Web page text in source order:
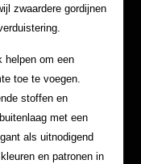
zwaardere gordijnen
helpen om een
toe te voegen.
stoffen en
met een
als uitnodigend
en patronen in